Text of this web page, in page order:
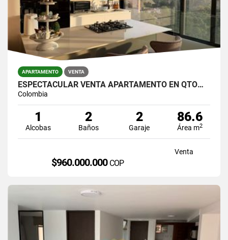
APARTAMENTO VENTA
ESPECTACULAR VENTA APARTAMENTO EN QTOWER EN SAN LUCAS
Colombia
1
Alcobas
2
Baños
2
Garaje
86.6
Área m2
Venta
$960.000.000 COP